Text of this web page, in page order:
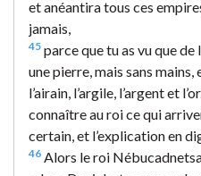
et anéantira tous ces
jamais,
45 parce que tu as vu que
une pierre, mais sans mains,
l’airain, l’argile, l’argent et
connaître au roi ce qui
certain, et l’explication en
46 Alors le roi